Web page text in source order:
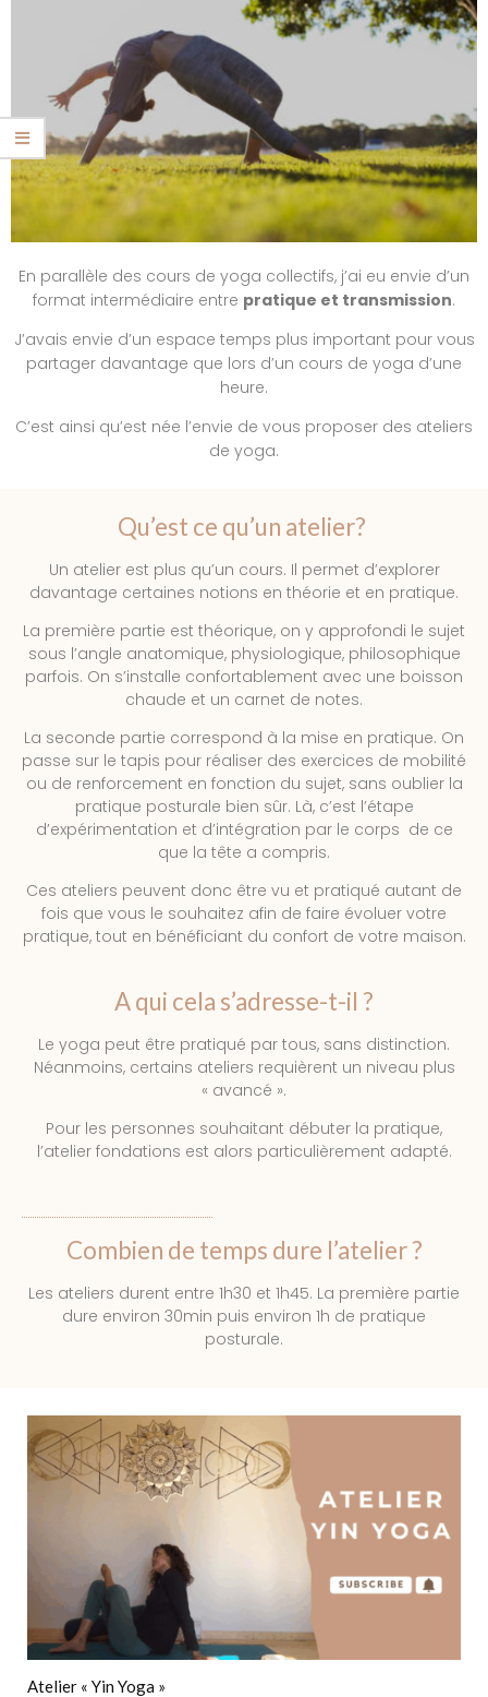
En parallèle des cours de yoga collectifs, j’ai eu envie d’un
format intermédiaire entre pratique et transmission.
J’avais envie d’un espace temps plus important pour vous
partager davantage que lors d’un cours de yoga d’une
heure.
C’est ainsi qu’est née l’envie de vous proposer des ateliers
de yoga.
Qu’est ce qu’un atelier?
Un atelier est plus qu’un cours. Il permet d’explorer
davantage certaines notions en théorie et en pratique.
La première partie est théorique, on y approfondi le sujet
sous l’angle anatomique, physiologique, philosophique
parfois. On s’installe confortablement avec une boisson
chaude et un carnet de notes.
La seconde partie correspond à la mise en pratique. On
passe sur le tapis pour réaliser des exercices de mobilité
ou de renforcement en fonction du sujet, sans oublier la
pratique posturale bien sûr. Là, c’est l’étape
d’expérimentation et d’intégration par le corps de ce
que la tête a compris.
Ces ateliers peuvent donc être vu et pratiqué autant de
fois que vous le souhaitez afin de faire évoluer votre
pratique, tout en bénéficiant du confort de votre maison.
A qui cela s’adresse-t-il ?
Le yoga peut être pratiqué par tous, sans distinction.
Néanmoins, certains ateliers requièrent un niveau plus
« avancé ».
Pour les personnes souhaitant débuter la pratique,
l’atelier fondations est alors particulièrement adapté.
Combien de temps dure l’atelier ?
Les ateliers durent entre 1h30 et 1h45. La première partie
dure environ 30min puis environ 1h de pratique
posturale.
Atelier « Yin Yoga »